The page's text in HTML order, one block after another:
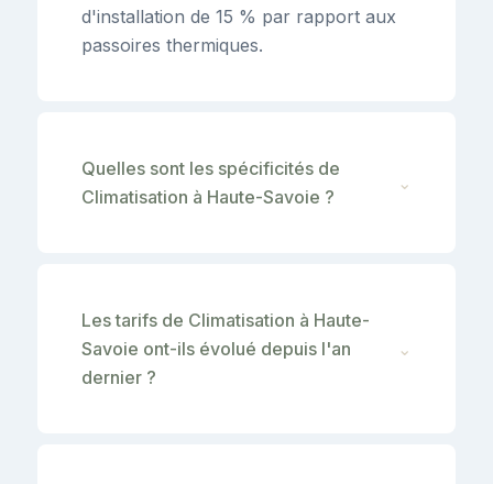
d'installation de 15 % par rapport aux
passoires thermiques.
Quelles sont les spécificités de
Climatisation à Haute-Savoie ?
⌄
Les tarifs de Climatisation à Haute-
Savoie ont-ils évolué depuis l'an
dernier ?
⌄